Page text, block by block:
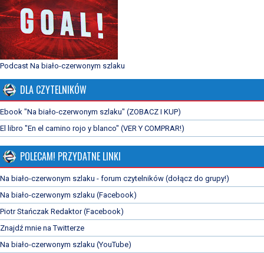
Podcast Na biało-czerwonym szlaku
DLA CZYTELNIKÓW
Ebook "Na biało-czerwonym szlaku" (ZOBACZ I KUP)
El libro "En el camino rojo y blanco" (VER Y COMPRAR!)
POLECAM! PRZYDATNE LINKI
Na biało-czerwonym szlaku - forum czytelników (dołącz do grupy!)
Na biało-czerwonym szlaku (Facebook)
Piotr Stańczak Redaktor (Facebook)
Znajdź mnie na Twitterze
Na biało-czerwonym szlaku (YouTube)